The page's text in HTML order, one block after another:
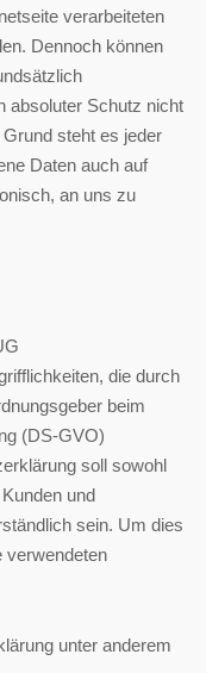
verarbeiteten
Dennoch können
absoluter Schutz nicht
steht es jeder
Daten auch auf
an uns zu
die durch
beim
(DS-GVO)
soll sowohl
und
sein. Um dies
verwendeten
unter anderem